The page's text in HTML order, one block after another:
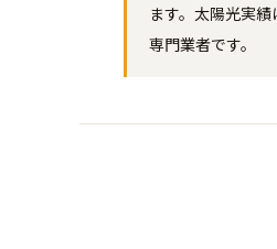
ます。太陽光実
専門業者です。